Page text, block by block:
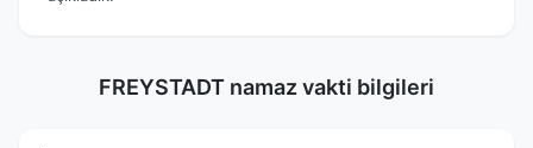
FREYSTADT namaz vakti bilgileri